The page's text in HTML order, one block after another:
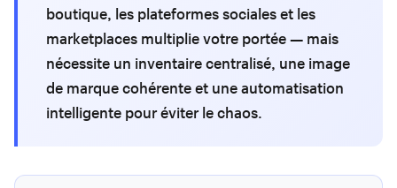
boutique, les plateformes sociales et les
marketplaces multiplie votre portée — mais
nécessite un inventaire centralisé, une image
de marque cohérente et une automatisation
intelligente pour éviter le chaos.